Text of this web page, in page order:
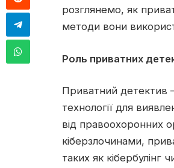
розглянемо, як
методи вони
Роль приватних
Приватний детектив
технології для
від правоохоронних
кіберзлочинами,
таких як кібербулінг